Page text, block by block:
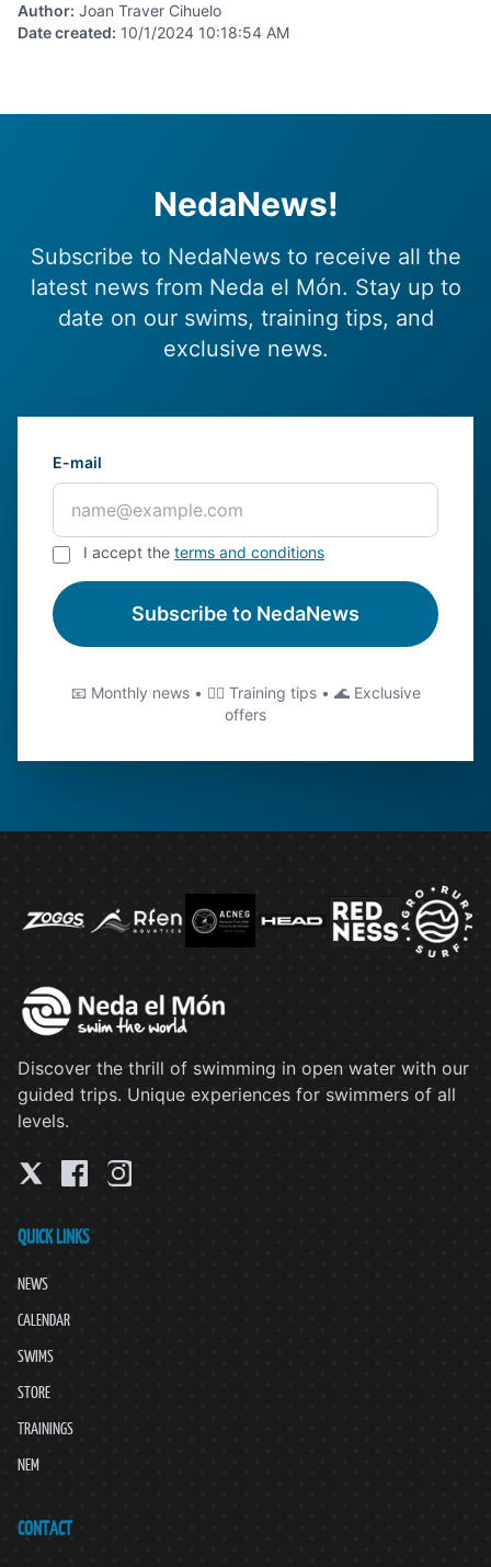
Author: Joan Traver Cihuelo
Date created: 10/1/2024 10:18:54 AM
NedaNews!
Subscribe to NedaNews to receive all the
latest news from Neda el Món. Stay up to
date on our swims, training tips, and
exclusive news.
E-mail
I accept the terms and conditions
Subscribe to NedaNews
📧 Monthly news • 🏊‍♂️ Training tips • 🌊 Exclusive
offers
Discover the thrill of swimming in open water with our
guided trips. Unique experiences for swimmers of all
levels.
QUICK LINKS
NEWS
CALENDAR
SWIMS
STORE
TRAININGS
NEM
CONTACT